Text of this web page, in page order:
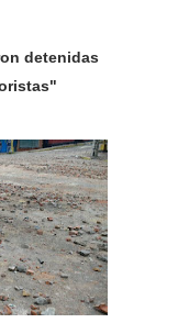
en plan
transformación del
de tambora
avances en visita
detenidas